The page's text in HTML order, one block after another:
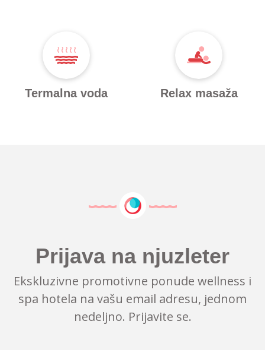
Termalna voda Relax masaža
Prijava na njuzleter
Ekskluzivne promotivne ponude wellness i
spa hotela na vašu email adresu, jednom
nedeljno. Prijavite se.